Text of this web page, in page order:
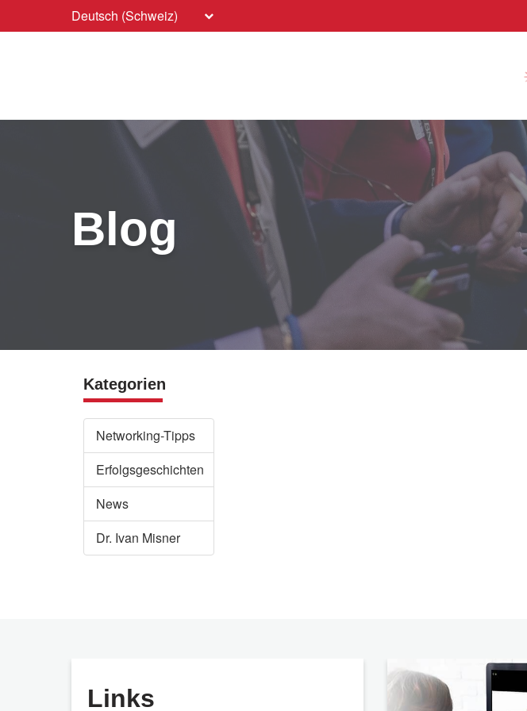
Deutsch (Schweiz)
Blog
Kategorien
Networking-Tipps
Erfolgsgeschichten
News
Dr. Ivan Misner
Links